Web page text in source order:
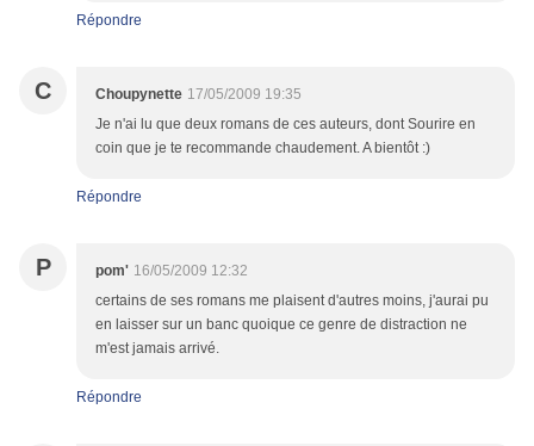
Répondre
C Choupynette 17/05/2009 19:35
Je n'ai lu que deux romans de ces auteurs, dont Sourire en
coin que je te recommande chaudement. A bientôt :)
Répondre
P pom' 16/05/2009 12:32
certains de ses romans me plaisent d'autres moins, j'aurai pu
en laisser sur un banc quoique ce genre de distraction ne
m'est jamais arrivé.
Répondre